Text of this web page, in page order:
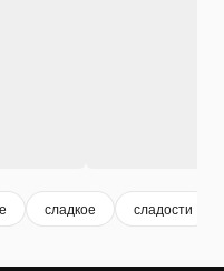
сладкое сладости